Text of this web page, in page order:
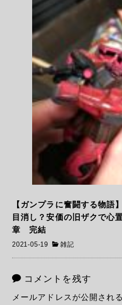
【ガンプラに奮闘する物語
目消し？安価の旧ザクで
章 完結
2021-05-19 雑記
コメントを残す
メールアドレスが公開され